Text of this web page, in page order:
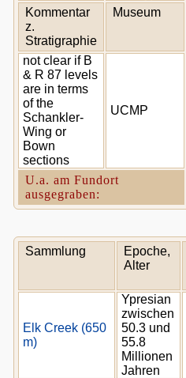
Kommentar
z.
Stratigraphie
Museum
not clear if B
& R 87 levels
are in terms
of the
Schankler-
Wing or
Bown
sections
UCMP
U.a. am Fundort
ausgegraben:
Sammlung
Epoche,
Alter
Elk Creek (650
m)
Ypresian
zwischen
50.3 und
55.8
Millionen
Jahren